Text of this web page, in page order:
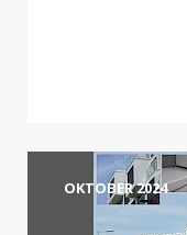
OKTOBER 2024